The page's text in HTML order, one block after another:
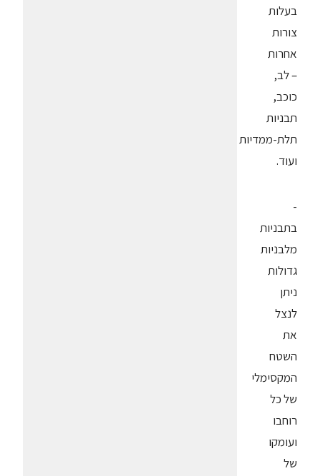
בעלות
צורות
אחרות
– לב,
כוכב,
תבניות
תלת-ממדיות
ועוד.
-
בתבניות
מלבניות
גדולות
ניתן
לנצל
את
השטח
המקסימלי
של כל
רוחבו
ועומקו
של